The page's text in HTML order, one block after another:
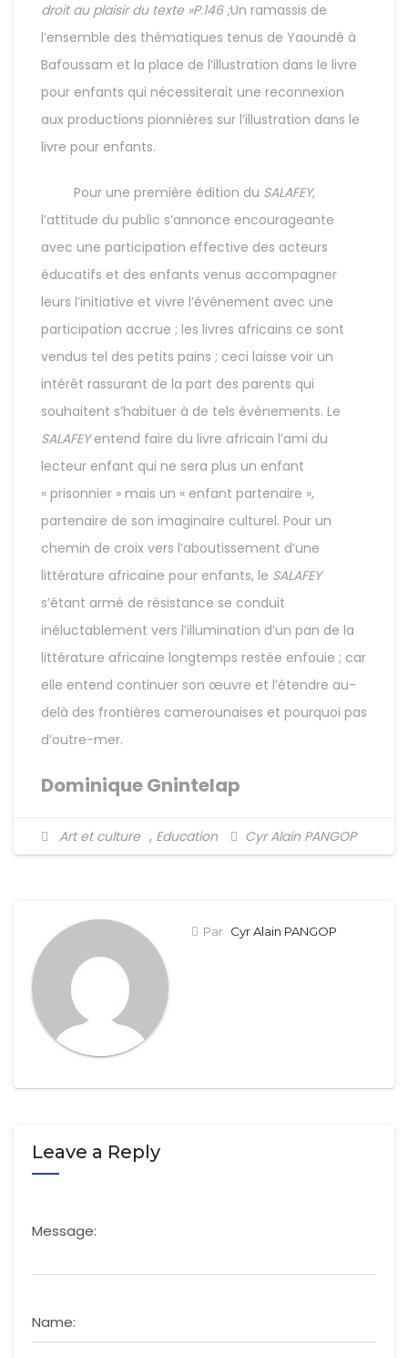
droit au plaisir du texte »P.146 ;Un ramassis de
l’ensemble des thématiques tenus de Yaoundé à
Bafoussam et la place de l’illustration dans le livre
pour enfants qui nécessiterait une reconnexion
aux productions pionnières sur l’illustration dans le
livre pour enfants.
Pour une première édition du SALAFEY,
l’attitude du public s’annonce encourageante
avec une participation effective des acteurs
éducatifs et des enfants venus accompagner
leurs l’initiative et vivre l’événement avec une
participation accrue ; les livres africains ce sont
vendus tel des petits pains ; ceci laisse voir un
intérêt rassurant de la part des parents qui
souhaitent s’habituer à de tels évènements. Le
SALAFEYentend faire du livre africain l’ami du
lecteur enfant qui ne sera plus un enfant
« prisonnier » mais un « enfant partenaire »,
partenaire de son imaginaire culturel. Pour un
chemin de croix vers l’aboutissement d’une
littérature africaine pour enfants, le SALAFEY
s’étant armé de résistance se conduit
inéluctablement vers l’illumination d’un pan de la
littérature africaine longtemps restée enfouie ; car
elle entend continuer son œuvre et l’étendre au-
delà des frontières camerounaises et pourquoi pas
d’outre-mer.
Dominique Gnintelap
Art et culture , Education Cyr Alain PANGOP
Par Cyr Alain PANGOP
Leave a Reply
Message:
Name: